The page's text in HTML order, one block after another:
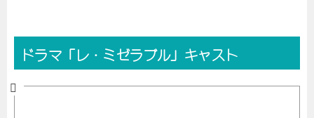
ドラマ「レ・ミゼラブル」キャスト